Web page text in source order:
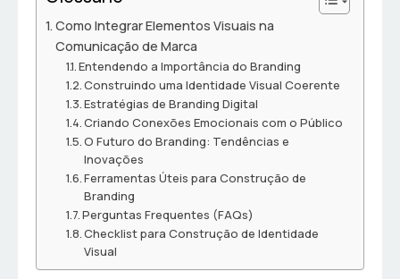
Como Integrar Elementos Visuais na
Comunicação de Marca
Entendendo a Importância do Branding
Construindo uma Identidade Visual Coerente
Estratégias de Branding Digital
Criando Conexões Emocionais com o Público
O Futuro do Branding: Tendências e
Inovações
Ferramentas Úteis para Construção de
Branding
Perguntas Frequentes (FAQs)
Checklist para Construção de Identidade
Visual